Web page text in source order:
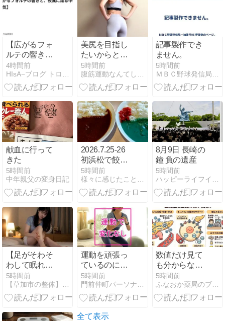
提案】
【広がるフォ
ルテの響き
と、夜風に躍
る中華の湯
気】
4時間前
美尻を目指し
たいからとい
って、お尻ば
かりトレーニ
ングしてもダ
5時間前
記事製作でき
ません。
5時間前
献血に行って
きた
5時間前
中年親父の変身日記
2026.7.25-26
初浜松で餃子
と初音ミクを
堪能も40℃超
えの灼熱地獄
た・・・
5時間前
8月9日 長崎の
鐘 負の遺産
5時間前
【足がそわそ
わして眠れな
い夜】なぜそ
れが起こるの
か？原因を解
5時間前
運動を頑張っ
ているのに体
重が減らない
あなたへ
5時間前
数値だけ見て
も分からな
い！糖尿病と
【亜鉛】の意
外な関係と、
5時間前
全て表示